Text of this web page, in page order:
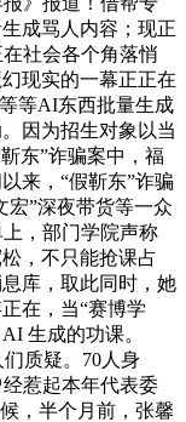
成骂人内容；现正
社会各个角落悄
现实的一幕正正在
等AI东西批量生成
因为招生对象以当
东”诈骗案中，福
来，“假靳东”诈骗
宏”深夜带货等一众
，部门学院声称
，不只能抢课占
库，取此同时，她
在，当“赛博学
生成的功课。
质疑。70人身
惹起本年代表委
，半个月前，张馨